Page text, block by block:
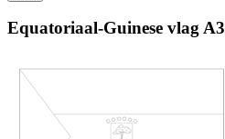
Equatoriaal-Guinese vlagA3